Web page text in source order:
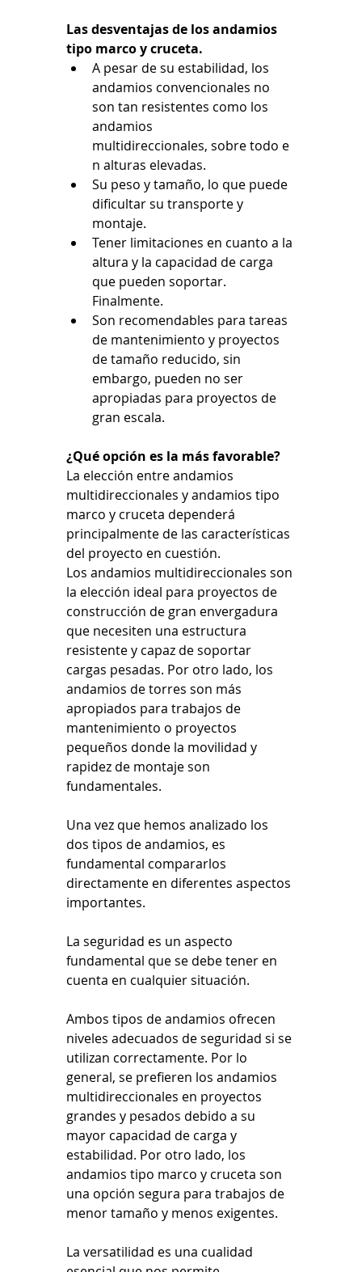
Lasdesventajas de los andamios
tipo marco y cruceta.
A pesar de su estabilidad, los
andamios convencionales no
son tan resistentes como los
andamios
multidireccionales, sobretodo e
n alturas elevadas.
Su peso y tamaño, lo que puede
dificultar su transporte y
montaje.
Tener limitaciones en cuanto a la
altura y la capacidad de carga
que pueden soportar.
Finalmente.
Son recomendables para tareas
de mantenimiento y proyectos
de tamaño reducido, sin
embargo, pueden no ser
apropiadas para proyectos de
gran escala.
¿Quéopción es la más favorable?
La elección entre andamios
multidireccionales y andamios tipo
marco y cruceta dependerá
principalmente de las características
del proyecto en cuestión.
Los andamios multidireccionales son
la elección ideal para proyectos de
construcción de gran envergadura
que necesiten una estructura
resistente y capaz de soportar
cargas pesadas. Por otro lado, los
andamios de torres son más
apropiados para trabajos de
mantenimiento o proyectos
pequeños donde la movilidad y
rapidez de montaje son
fundamentales.
Una vez que hemos analizado los
dos tipos de andamios, es
fundamental compararlos
directamente en diferentes aspectos
importantes.
La seguridad es un aspecto
fundamental que se debe tener en
cuenta en cualquier situación.
Ambos tipos de andamios ofrecen
niveles adecuados de seguridad si se
utilizan correctamente. Por lo
general, se prefieren los andamios
multidireccionales en proyectos
grandes y pesados debido a su
mayor capacidad de carga y
estabilidad. Por otro lado, los
andamios tipo marco y cruceta son
una opción segura para trabajos de
menor tamaño y menos exigentes.
La versatilidad es una cualidad